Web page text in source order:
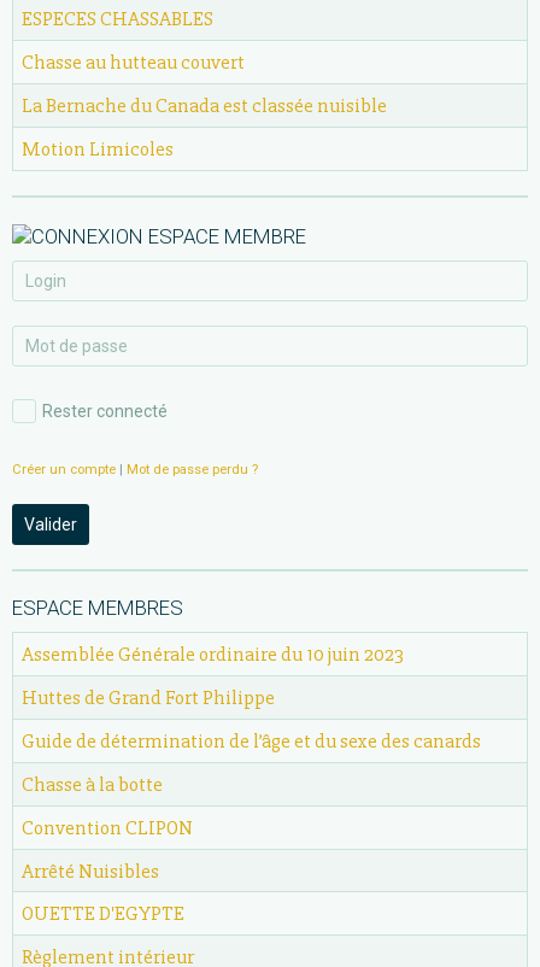
ESPECES CHASSABLES
Chasse au hutteau couvert
La Bernache du Canada est classée nuisible
Motion Limicoles
Rester connecté
Créer un compte | Mot de passe perdu ?
Valider
ESPACE MEMBRES
Assemblée Générale ordinaire du 10 juin 2023
Huttes de Grand Fort Philippe
Guide de détermination de l’âge et du sexe des canards
Chasse à la botte
Convention CLIPON
Arrêté Nuisibles
OUETTE D'EGYPTE
Règlement intérieur